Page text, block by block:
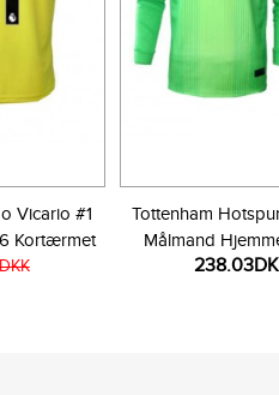
Vicario #1
Kortærmet
Tottenham
Målmand